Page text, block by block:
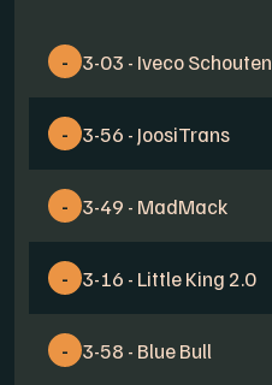
- 3-03 - Iveco Schouten
- 3-56 - JoosiTrans
- 3-49 - MadMack
- 3-16 - Little King 2.0
- 3-58 - Blue Bull